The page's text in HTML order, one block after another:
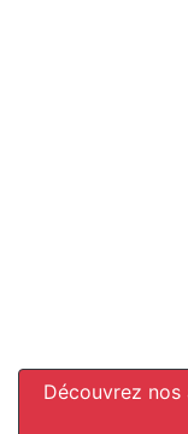
Découvrez